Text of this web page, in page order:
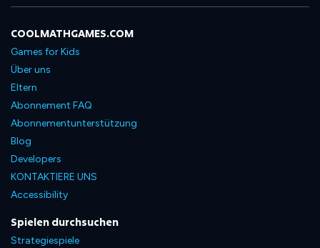
COOLMATHGAMES.COM
Games for Kids
Über uns
Eltern
Abonnement FAQ
Abonnementunterstützung
Blog
Developers
KONTAKTIERE UNS
Accessibility
Spielen durchsuchen
Strategiespiele